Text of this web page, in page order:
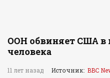
ООН обвиняет США
человека
11 лет назад Источник: BBC